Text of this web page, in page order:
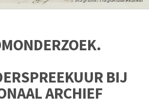
BIJ
ARCHIEF